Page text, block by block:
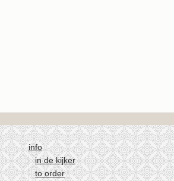
info
in de kijker
to order